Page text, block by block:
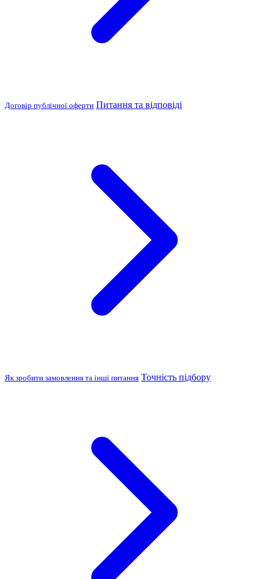
Договір публічної оферти Питання та відповіді
Як зробити замовлення та інші питання Точність підбору